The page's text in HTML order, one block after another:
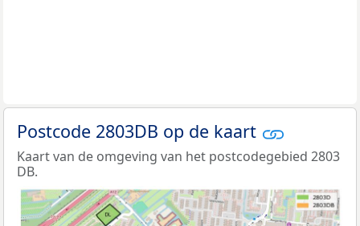
Postcode 2803DB op de kaart
Kaart van de omgeving van het postcodegebied 2803
DB.